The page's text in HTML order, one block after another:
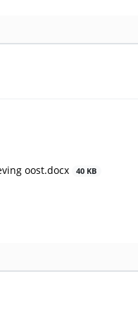
oost.docx
40 KB